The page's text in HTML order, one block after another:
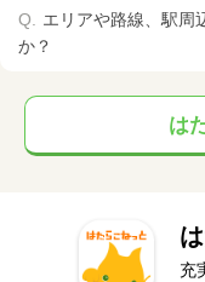
エリアや路線、駅周
か？
は
充